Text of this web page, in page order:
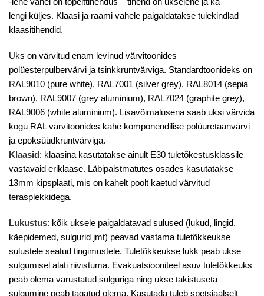
lengi küljes. Klaasi ja raami vahele paigaldatakse tulekindlad
klaasitihendid.
Uks on värvitud enam levinud värvitoonides
polüesterpulbervärvi ja tsinkkruntvärviga. Standardtoonideks on
RAL9010 (pure white), RAL7001 (silver grey), RAL8014 (sepia
brown), RAL9007 (grey aluminium), RAL7024 (graphite grey),
RAL9006 (white aluminium). Lisavõimalusena saab uksi värvida
kogu RAL värvitoonides kahe komponendilise polüuretaanvärvi
ja epoksüüdkruntvärviga.
Klaasid: klaasina kasutatakse ainult E30 tuletõkestusklassile
vastavaid eriklaase. Läbipaistmatutes osades kasutatakse
13mm kipsplaati, mis on kahelt poolt kaetud värvitud
terasplekkidega.
Lukustus: kõik uksele paigaldatavad sulused (lukud, lingid,
käepidemed, sulgurid jmt) peavad vastama tuletõkkeukse
sulustele seatud tingimustele. Tuletõkkeukse lukk peab ukse
sulgumisel alati riivistuma. Evakuatsiooniteel asuv tuletõkkeuks
peab olema varustatud sulguriga ning ukse takistuseta
sulgumine peab tagatud olema. Kasutada tuleb spetsiaalselt